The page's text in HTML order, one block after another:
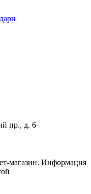
пр., д. 6
магазин. Информация